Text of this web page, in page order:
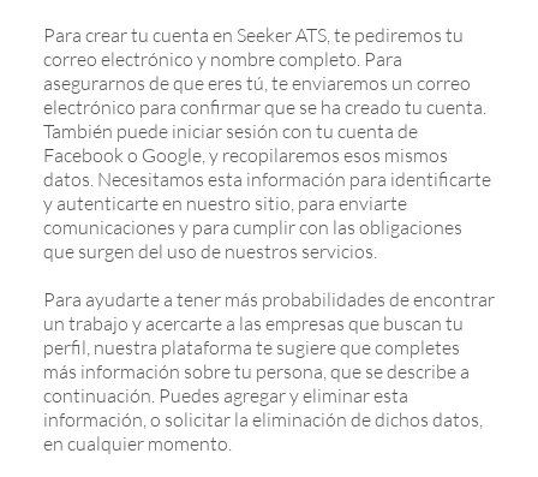
Para crear tu cuenta en Seeker ATS, te pediremos tu
correo electrónico y nombre completo. Para
asegurarnos de que eres tú, te enviaremos un correo
electrónico para confirmar que se ha creado tu cuenta.
También puede iniciar sesión con tu cuenta de
Facebook o Google, y recopilaremos esos mismos
datos. Necesitamos esta información para identificarte
y autenticarte en nuestro sitio, para enviarte
comunicaciones y para cumplir con las obligaciones
que surgen del uso de nuestros servicios.
Para ayudarte a tener más probabilidades de encontrar
un trabajo y acercarte a las empresas que buscan tu
perfil, nuestra plataforma te sugiere que completes
más información sobre tu persona, que se describe a
continuación. Puedes agregar y eliminar esta
información, o solicitar la eliminación de dichos datos,
en cualquier momento.